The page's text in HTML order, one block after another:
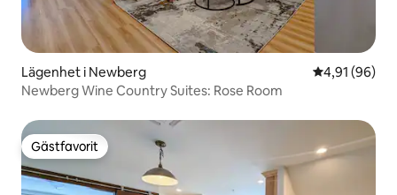
Lägenhet i Newberg 4,91 av 5 i
4,91 (96)
Newberg Wine Country Suites: Rose Room
Gästfavorit
Gästfavorit